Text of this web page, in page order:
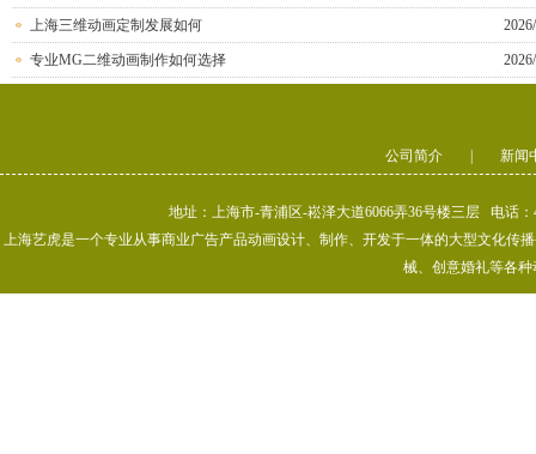
上海三维动画定制发展如何
专业MG二维动画制作如何选择
公司简介 新闻
地址：上海市-青浦区-崧泽大道6066弄36号楼三层 电话
上海艺虎是一个专业从事商业广告产品动画设计、制作、开发于一体的大型文化传
械、创意婚礼等各